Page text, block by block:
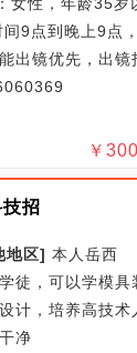
9点到晚上9点，
出镜优先，出镜
￥
招
地区] 本人岳西
徒，可以学模具
计，培养高技术
净